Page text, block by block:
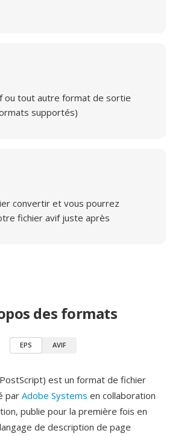
ou tout autre format de sortie
supportés)
convertir et vous pourrez
fichier avif juste après
des formats
EPS AVIF
est un format de fichier
par Adobe Systems en collaboration
publie pour la première fois en
de description de page